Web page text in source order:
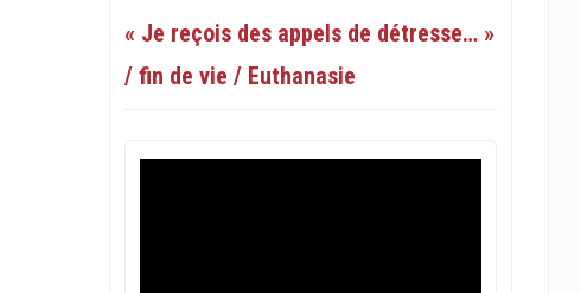
« Je reçois des appels de détresse… »
/ fin de vie / Euthanasie